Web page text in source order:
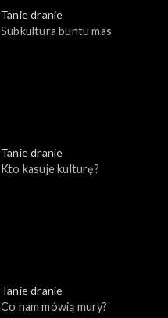
Tanie dranie
Subkultura buntu mas
Tanie dranie
Kto kasuje kulturę?
Tanie dranie
Co nam mówią mury?